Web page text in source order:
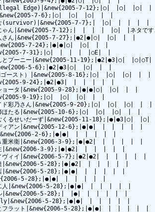
Edge)|&new{2005-7-12};|○|　|○|　|○|　|
7-6};|○|　|○|　|○|　|　|
な(survivor)|&new{2005-7-7};|　|○|　|　|　|　|　|
ゃん|&new{2005-7-12};|　|　|　|　|○|　|ネタです
さん|&new{2005-7-27};|●2|●|○|　|○|　|　|
7-24};|●|●|○|　|○|　|　|
7-31};|○|　|　|　|　|○E|　|
とプーニー|&new{2005-11-19};|●2|●3|○|　|○|○T|
5-6};|●2|●3|○|　|○|　|　|
ゴースト）|&new{2005-8-16};|○|　|○|　|○|　|　|
9-24};|●2|●3|　|　|　|　|　|
ョータ|&new{2005-9-28};|●|●|○|　|○|　|　|
9-19};|○|　|○|　|○|　|　|
ド彩乃さん|&new{2005-9-20};|○|　|○|　|○|　|　|
ほたる|&new{2005-10-6};|○|　|○|　|○|　|　|
くるせいだーず|&new{2005-11-18};|●|●3|○|　|○|
ィアン|&new{2005-12-6};|●|●|　|　|　|　|　|
2-6};|●|●|　|　|　|　|　|
重米衛|&new{2006-3-9};|●|●2|　|　|　|　|　|
|&new{2006-3-9};|●|●2|　|　|　|　|　|
ヴィイ|&new{2006-5-7};|●2|●2|　|　|　|　|　|
|&new{2006-5-28};|●|●2|　|　|　|　|　|
|&new{2006-5-28};|●|●|　|　|　|　|　|
5-28};|●|●|　|　|　|　|　|
人|&new{2006-5-28};|●|●|　|　|　|　|　|
|&new{2006-5-28};|　|●|　|　|　|　|　|
5-28};|●|●|　|　|　|　|　|
フラット|&new{2006-5-28};|●|●|　|　|　|　|　|